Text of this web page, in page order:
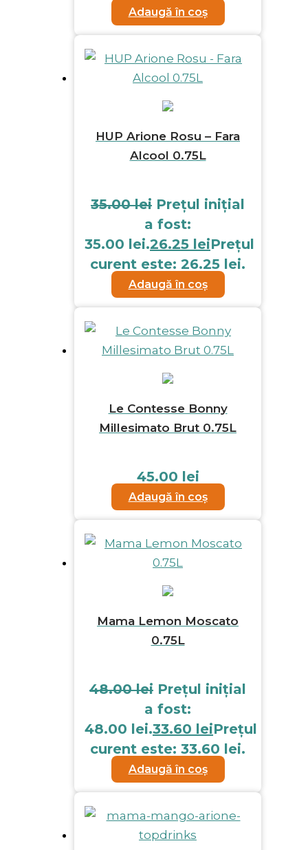
Adaugă în coș
HUP Arione Rosu – Fara
Alcool 0.75L
35.00lei Prețul inițial
a fost:
35.00 lei.26.25 leiPrețul
curent este: 26.25 lei.
Adaugă în coș
Le Contesse Bonny
Millesimato Brut 0.75L
45.00 lei
Adaugă în coș
Mama Lemon Moscato
0.75L
48.00lei Prețul inițial
a fost:
48.00 lei.33.60 leiPrețul
curent este: 33.60 lei.
Adaugă în coș